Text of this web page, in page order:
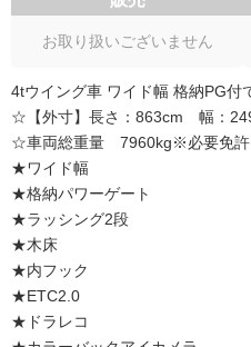
お取り扱いございません
4tウイング車 ワイド幅 格納PG付
☆【外寸】長さ：863cm 幅：
☆車両総重量 7960kg※必要免許
★ワイド幅
★格納パワーゲート
★ラッシング2段
★木床
★内フック
★ETC2.0
★ドラレコ